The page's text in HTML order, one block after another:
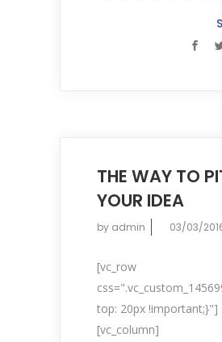
THE WAY TO
YOUR IDEA
by admin 03/03/
[vc_row
top: 20px !important;}"]
[vc_column]